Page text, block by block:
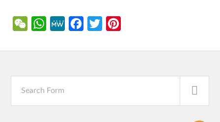
WeChatWhatsApp
MeWe Facebook
Twitter